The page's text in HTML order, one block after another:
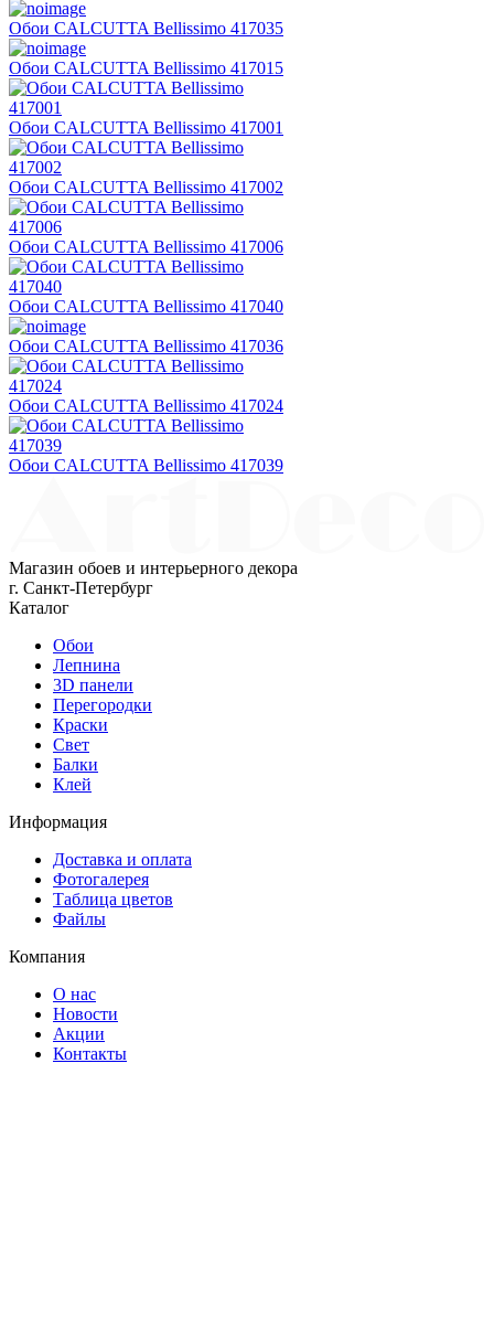
Обои CALCUTTA Bellissimo 417035
Обои CALCUTTA Bellissimo 417015
Обои CALCUTTA Bellissimo 417001
Обои CALCUTTA Bellissimo 417002
Обои CALCUTTA Bellissimo 417006
Обои CALCUTTA Bellissimo 417040
Обои CALCUTTA Bellissimo 417036
Обои CALCUTTA Bellissimo 417024
Обои CALCUTTA Bellissimo 417039
Магазин обоев и интерьерного декора
г. Санкт-Петербург
Каталог
Обои
Лепнина
3D панели
Перегородки
Краски
Свет
Балки
Клей
Информация
Доставка и оплата
Фотогалерея
Таблица цветов
Файлы
Компания
О нас
Новости
Акции
Контакты